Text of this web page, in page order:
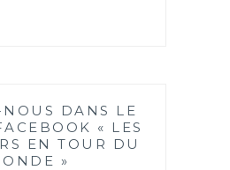
DANS LE
« LES
EN TOUR DU
»